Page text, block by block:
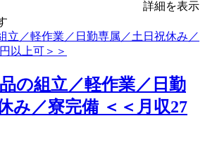
詳細を表示
の組立／軽作業／日勤
み／寮完備 ＜＜月収27